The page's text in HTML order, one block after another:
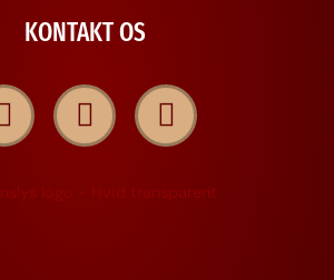
KONTAKT OS
TiktokInstagramFacebook